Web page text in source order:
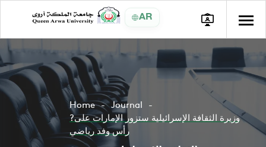
AR
Home
Journal
?وزيرة الثقافة الإسرائيلية ستزور الإمارات على
رأس وفد رياضي